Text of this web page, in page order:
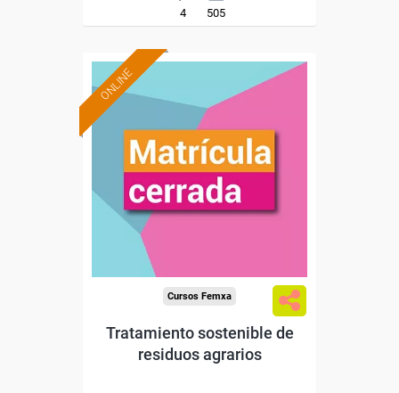
4 505
ONLINE
Cursos Femxa
Tratamiento sostenible de
residuos agrarios